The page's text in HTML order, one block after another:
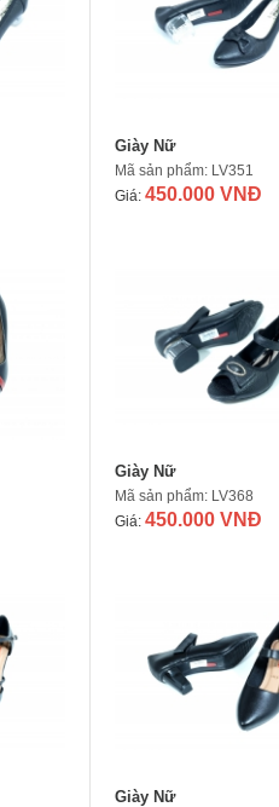
Giày Nữ
Mã sản phẩm: LV351
Giá: 450.000 VNĐ
Giày Nữ
Mã sản phẩm: LV368
Giá: 450.000 VNĐ
Giày Nữ